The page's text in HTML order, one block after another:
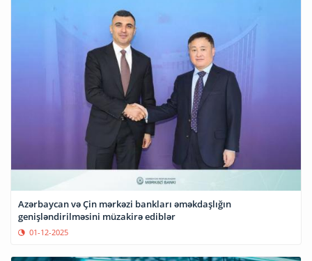
Azərbaycan və Çin mərkəzi bankları əməkdaşlığın
genişləndirilməsini müzakirə ediblər
01-12-2025